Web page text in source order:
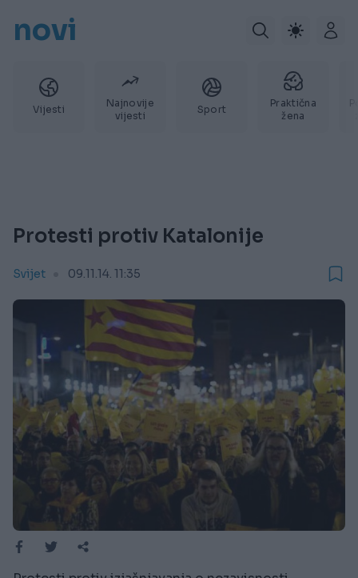
novi
Vijesti
Najnovije
vijesti
Sport
Praktična
žena
Protesti protiv Katalonije
Svijet 09.11.14. 11:35